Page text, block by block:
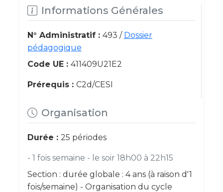
Informations Générales
N° Administratif : 493 / Dossier
pédagogique
Code UE : 411409U21E2
Prérequis : C2d/CESI
Organisation
Durée : 25 périodes
- 1 fois semaine - le soir 18h00 à 22h15
Section : durée globale : 4 ans (à raison d'1
fois/semaine) - Organisation du cycle